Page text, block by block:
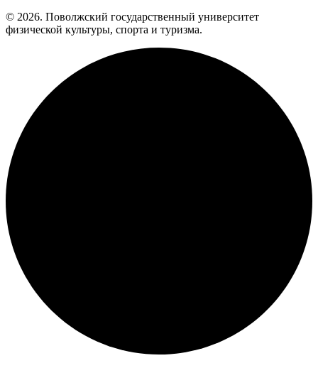
© 2026. Поволжский государственный университет
физической культуры, спорта и туризма.